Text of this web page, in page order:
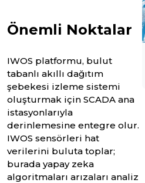
Önemli Noktalar
IWOS platformu, bulut
tabanlı akıllı dağıtım
şebekesi izleme sistemi
oluşturmak için SCADA ana
istasyonlarıyla
derinlemesine entegre olur.
IWOS sensörleri hat
verilerini buluta toplar;
burada yapay zeka
algoritmaları arızaları analiz